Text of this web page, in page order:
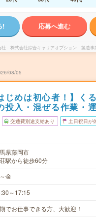
! 応募へ進む
株式会社綜合キャリアオプション 製造事
08/05
じめは初心者！】く
投入・混ぜる作業・
交通費別途支給あり 土日祝日が
県藤岡市
駅から徒歩60分
金
～17:15
でお仕事できる方、大歓迎！